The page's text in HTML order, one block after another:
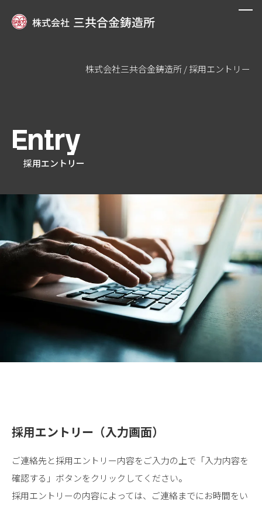
私たちについて
オーダーメイド鋳造
相談する 採用情報
株式会社三共合金鋳造所/採用エントリー
Entry
採用エントリー
採用エントリー（入力画面）
ご連絡先と採用エントリー内容をご入力の上で「入力内容を
確認する」ボタンをクリックしてください。
採用エントリーの内容によっては、ご連絡までにお時間をい